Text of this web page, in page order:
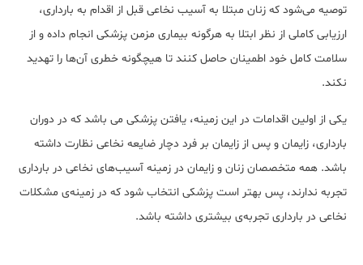
توصیه می‌شود که زنان مبتلا به آسیب نخاعی قبل از اقدام به بارداری،
ارزیابی کاملی از نظر ابتلا به هرگونه بیماری مزمن پزشکی انجام داده و از
سلامت کامل خود اطمینان حاصل کنند تا هیچگونه خطری آن‌‌‌‌‌‌ها را تهدید
نکند.
یکی از اولین اقدامات در این زمینه، یافتن پزشکی می باشد که در دوران
بارداری، زایمان و پس از زایمان بر فرد دچار ضایعه نخاعی نظارت داشته
باشد. همه متخصصان زنان و زایمان در زمینه آسیب‌های نخاعی در بارداری
تجربه ندارند، پس بهتر است پزشکی انتخاب شود که در زمینه‌ی مشکلات
نخاعی در بارداری تجربه‌ی بیشتری داشته باشد.